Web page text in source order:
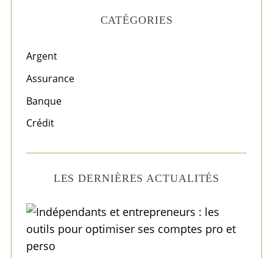
f
o
:
CATÉGORIES
Argent
Assurance
Banque
Crédit
LES DERNIÈRES ACTUALITÉS